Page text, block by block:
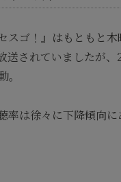
スゴ！』はもともと
送されていましたが
率は徐々に下降傾向